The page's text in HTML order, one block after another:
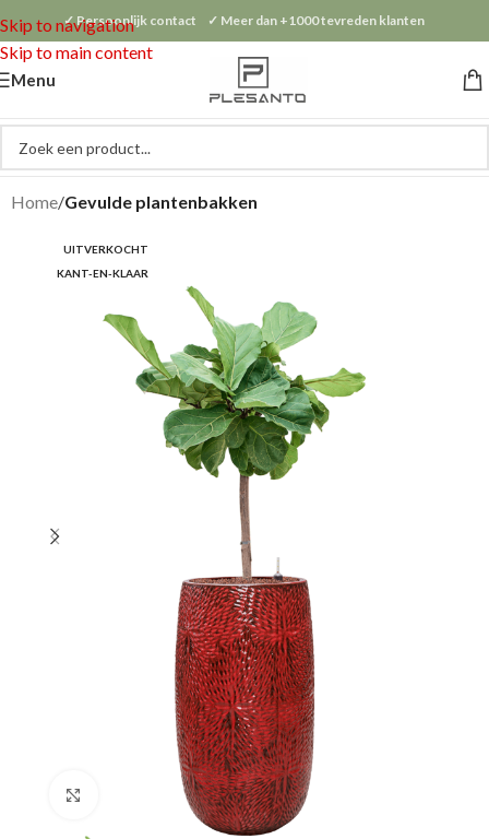
Skip to navigation
Skip to main content
✓ Persoonlijk contact ✓ Meer dan +1000 tevreden klanten
Menu
Home Gevulde plantenbakken
UITVERKOCHT
KANT-EN-KLAAR
Klik om te vergroten